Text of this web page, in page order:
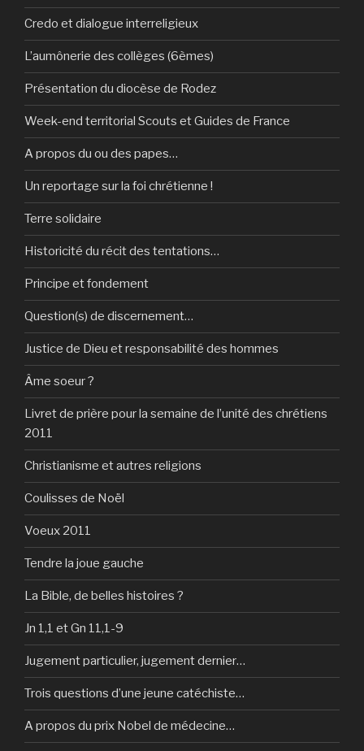
Credo et dialogue interreligieux
L’aumônerie des collèges (6èmes)
Présentation du diocèse de Rodez
Week-end territorial Scouts et Guides de France
A propos du ou des papes…
Un reportage sur la foi chrétienne !
Terre solidaire
Historicité du récit des tentations…
Principe et fondement
Question(s) de discernement…
Justice de Dieu et responsabilité des hommes
Âme soeur ?
Livret de prière pour la semaine de l’unité des chrétiens
2011
Christianisme et autres religions
Coulisses de Noël
Voeux 2011
Tendre la joue gauche
La Bible, de belles histoires ?
Jn 1,1 et Gn 11,1-9
Jugement particulier, jugement dernier…
Trois questions d’une jeune catéchiste…
A propos du prix Nobel de médecine…